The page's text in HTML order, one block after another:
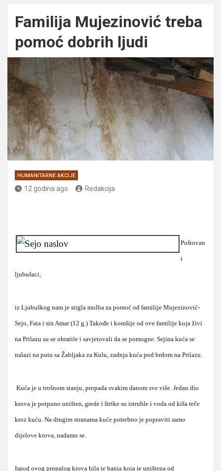
Familija Mujezinović treba
pomoć dobrih ljudi
HUMANITARNE AKCIJE
12 godina ago Redakcija
Poštovan
i
ljubušaci,
iz Ljubuškog nam je stigla molba za pomoć od familije Mujezinović-
Sejo, Fata i sin Amar (12 g.) Takođe i komšije od ove familije koja živi
na Prilazu su se obratile i savjetovali da se pomogne. Sejina kuća se
nalazi na putu sa Žabljaka za Kulu, zadnja kuća pod brdom na Prilazu.
Kuća je u trošnom stanju, propada svakim danom sve više. Jedan dio
krova je potpuno uništen, grede i štrike su istruhle i voda od kiša teče
kroz kuću. Na drugim stranama kuće potrebno je popraviti samo
dijelove krova, nadamo se.
Ispod ovog propalog krova bila je banja koja je uništena od